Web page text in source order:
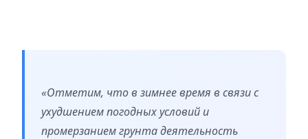
«Отметим, что в зимнее время в связи с
ухудшением погодных условий и
промерзанием грунта деятельность